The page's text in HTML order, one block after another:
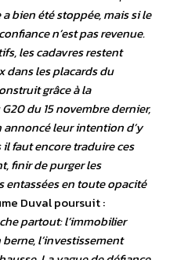
bien été stoppée, mais si le
n’est pas revenue.
les cadavres restent
les placards du
grâce à la
du 15 novembre dernier,
leur intention d’y
faut encore traduire ces
finir de purger les
entassées en toute opacité
Duval poursuit :
partout: l’immobilier
l’investissement